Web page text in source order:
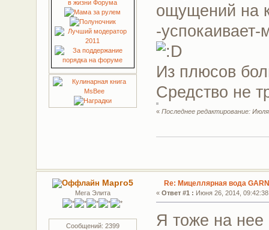
ощущений на
-
Из плюсов
Средство не
«Последнее редактирование:
Марго5
Мега Элита
Сообщений: 2399
Re: Мицеллярная вода
«Ответ #1 : Июня 26, 2014,
Я тоже на нее